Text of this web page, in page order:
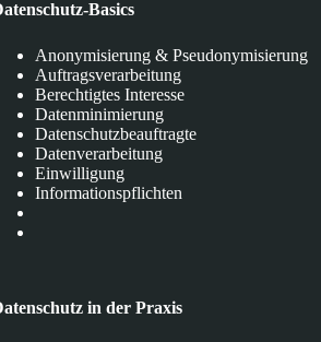
Basics
Anonymisierung & Pseudonymisierung
Auftragsverarbeitung
Berechtigtes Interesse
Datenminimierung
Datenschutzbeauftragte
Datenverarbeitung
Einwilligung
Informationspflichten
in der Praxis